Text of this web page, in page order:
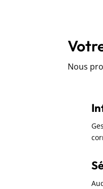
Nous